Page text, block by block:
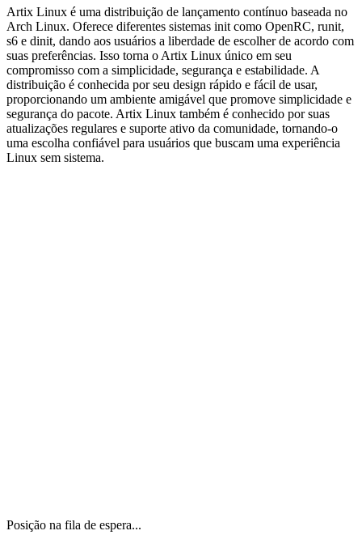
Artix Linux é uma distribuição de lançamento contínuo baseada no
Arch Linux. Oferece diferentes sistemas init como OpenRC, runit,
s6 e dinit, dando aos usuários a liberdade de escolher de acordo com
suas preferências. Isso torna o Artix Linux único em seu
compromisso com a simplicidade, segurança e estabilidade. A
distribuição é conhecida por seu design rápido e fácil de usar,
proporcionando um ambiente amigável que promove simplicidade e
segurança do pacote. Artix Linux também é conhecido por suas
atualizações regulares e suporte ativo da comunidade, tornando-o
uma escolha confiável para usuários que buscam uma experiência
Linux sem sistema.
Posição na fila de espera...